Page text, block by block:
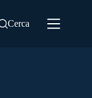
Cerca